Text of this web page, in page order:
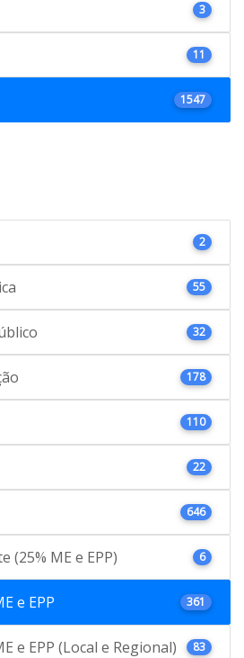
3
11
1547
2
55
32
178
110
22
646
(25% ME e EPP) 6
e EPP 361
e EPP (Local e Regional) 83